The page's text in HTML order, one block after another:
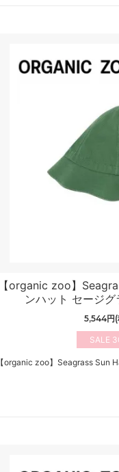
【organic zoo】
ンハット セージ
5,544円
【organic zoo】Seagrass Sun